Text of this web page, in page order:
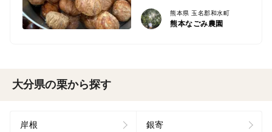
熊本県 玉名郡和水町
熊本なごみ農園
大分県の栗から探す
岸根 銀寄